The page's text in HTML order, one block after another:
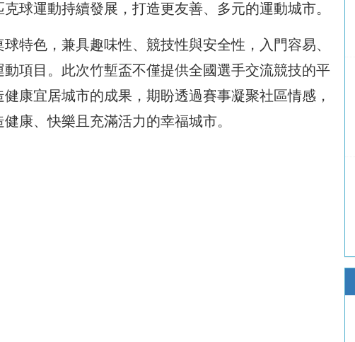
球運動持續發展，打造更友善、多元的運動城市。
特色，兼具趣味性、競技性與安全性，入門容易、
項目。此次竹塹盃不僅提供全國選手交流競技的平
康宜居城市的成果，期盼透過賽事凝聚社區情感，
康、快樂且充滿活力的幸福城市。